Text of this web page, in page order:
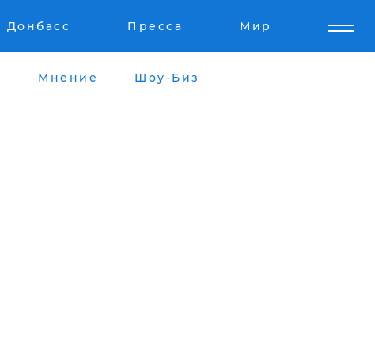
Донбасс Пресса Мир
Мнение Шоу-Биз